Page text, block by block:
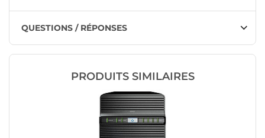
QUESTIONS / RÉPONSES
PRODUITS SIMILAIRES